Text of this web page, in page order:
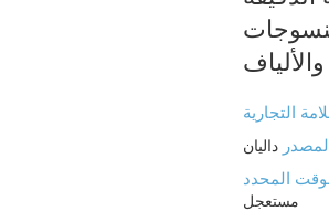
والألياف
داليان
المحدد
مستعجل